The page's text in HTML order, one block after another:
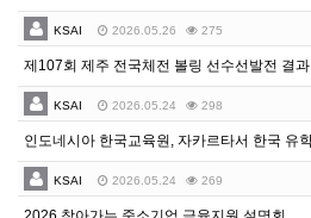
KSAI 2026.05.26 275
제107회 제주 전국체전 볼링 선수선발전 결과
KSAI 2026.05.24 298
KSAI 2026.05.24 269